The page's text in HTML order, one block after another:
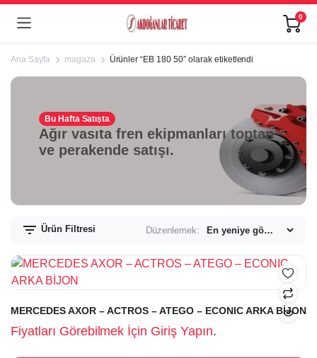
0
Ana Sayfa magaza Ürünler “EB 180 50” olarak etiketlendi
Bu Hafta Satışta
Ağır vasıta fren ekipmanları toptan
ve perakende satışı.
Ürün Filtresi Düzenlemek:
MERCEDES AXOR – ACTROS – ATEGO – ECONIC ARKA BİJON
Fiyatları Görebilmek İçin Giriş Yapın.